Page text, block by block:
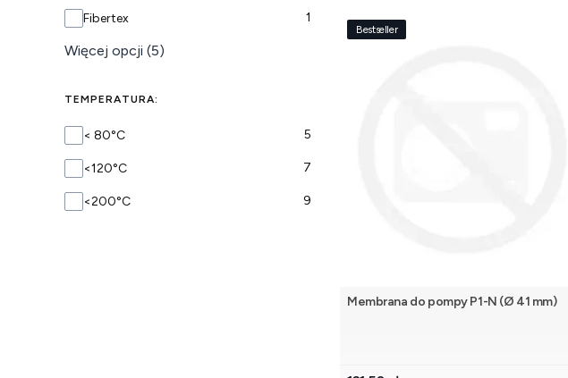
Fibertex 1
Więcej opcji (5)
TEMPERATURA:
TEMPERATURA
< 80°C 5
<120°C 7
<200°C 9
Bestseller
Membrana do pompy P1-N (Ø 41 mm)